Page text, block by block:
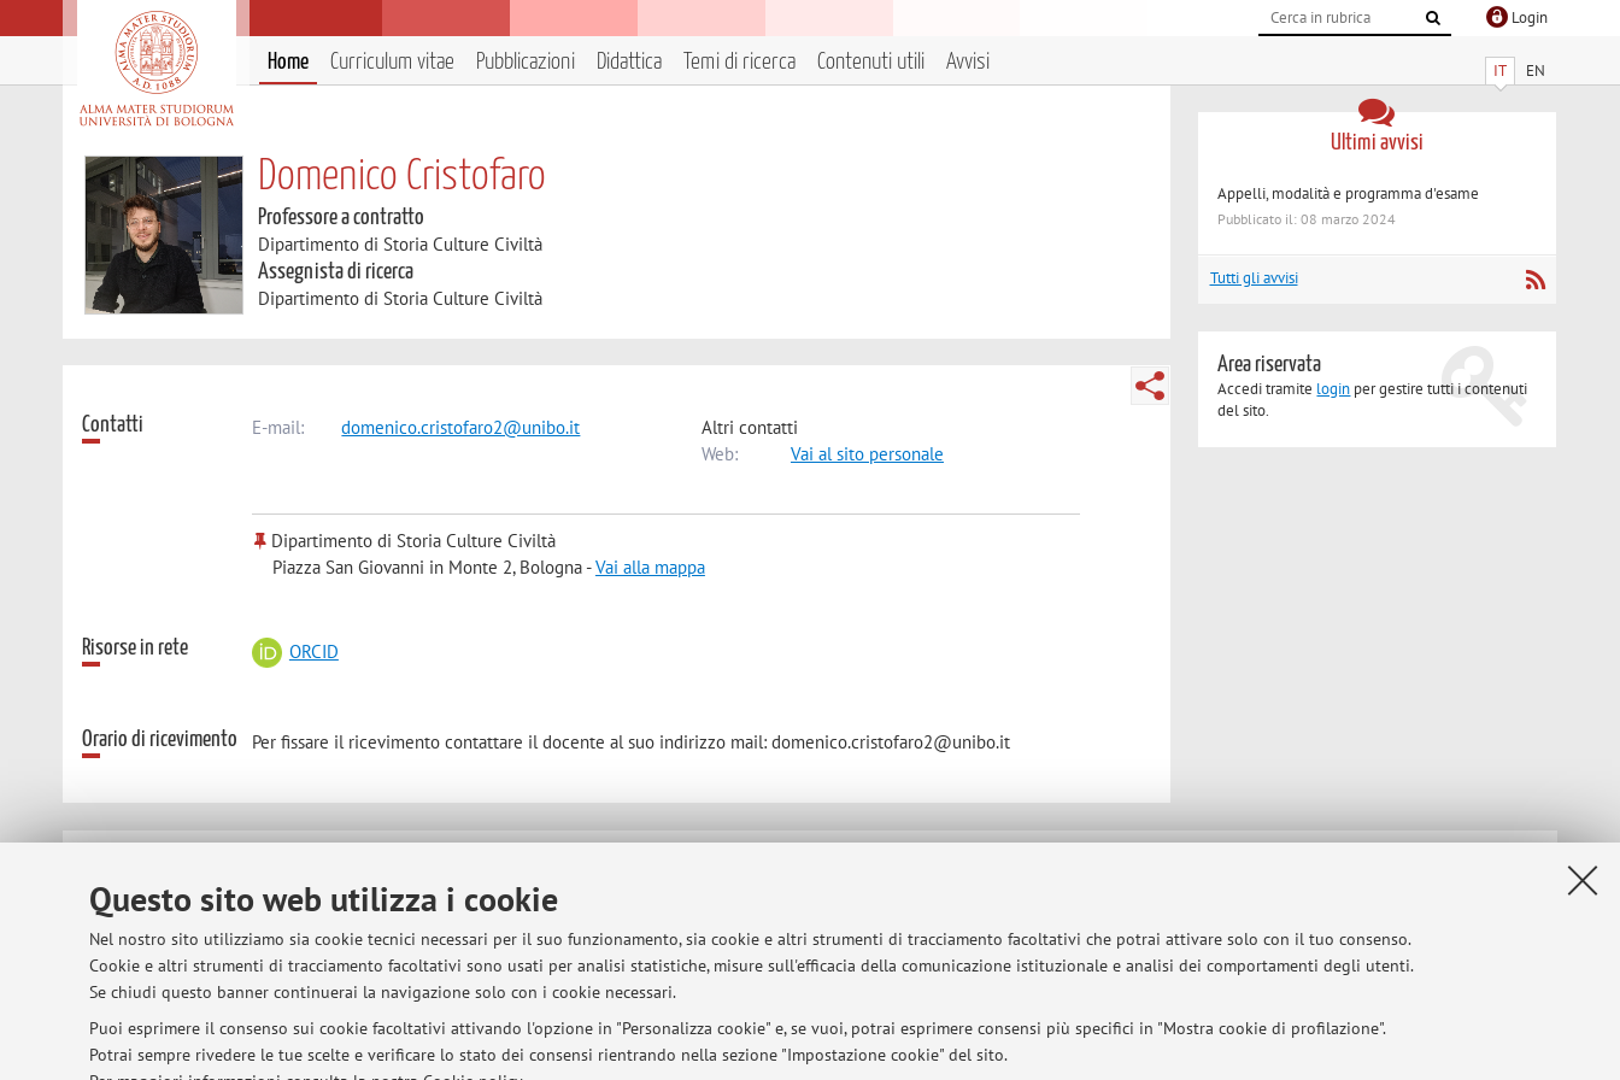
Questo sito web utilizza i cookie
Nel nostro sito utilizziamo sia cookie tecnici necessari per il suo funzionamento, sia cookie e altri strumenti di tracciamento facoltativi che potrai attivare solo con il tuo consenso.
Cookie e altri strumenti di tracciamento facoltativi sono usati per analisi statistiche, misure sull'efficacia della comunicazione istituzionale e analisi dei comportamenti degli utenti.
Se chiudi questo banner continuerai la navigazione solo con i cookie necessari.
Puoi esprimere il consenso sui cookie facoltativi attivando l'opzione in "Personalizza cookie" e, se vuoi, potrai esprimere consensi più specifici in "Mostra cookie di profilazione".
Potrai sempre rivedere le tue scelte e verificare lo stato dei consensi rientrando nella sezione "Impostazione cookie" del sito.
Login
IT EN
Home Curriculum vitae Pubblicazioni Didattica Temi di ricerca Contenuti utili Avvisi
Domenico Cristofaro
Professore a contratto
Dipartimento di Storia Culture Civiltà
Assegnista di ricerca
Dipartimento di Storia Culture Civiltà
Contatti E-mail: domenico.cristofaro2@unibo.it
Altri contatti
Web:
Vai al sito personale
Dipartimento di Storia Culture Civiltà
Piazza San Giovanni in Monte 2, Bologna -Vai alla mappa
Risorse in rete ORCID
Orario di ricevimento Per fissare il ricevimento contattare il docente al suo indirizzo mail: domenico.cristofaro2@unibo.it
Ultimi avvisi
Appelli, modalità e programma d'esame
Pubblicato il: 08 marzo 2024
Tutti gli avvisi
Area riservata
Accedi tramite login per gestire tutti i contenuti
del sito.